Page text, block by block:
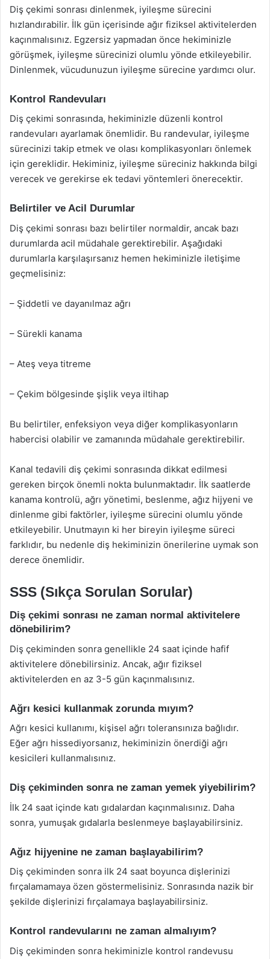
Diş çekimi sonrası dinlenmek, iyileşme sürecini
hızlandırabilir. İlk gün içerisinde ağır fiziksel aktivitelerden
kaçınmalısınız. Egzersiz yapmadan önce hekiminizle
görüşmek, iyileşme sürecinizi olumlu yönde etkileyebilir.
Dinlenmek, vücudunuzun iyileşme sürecine yardımcı olur.
Kontrol Randevuları
Diş çekimi sonrasında, hekiminizle düzenli kontrol
randevuları ayarlamak önemlidir. Bu randevular, iyileşme
sürecinizi takip etmek ve olası komplikasyonları önlemek
için gereklidir. Hekiminiz, iyileşme süreciniz hakkında bilgi
verecek ve gerekirse ek tedavi yöntemleri önerecektir.
Belirtiler ve Acil Durumlar
Diş çekimi sonrası bazı belirtiler normaldir, ancak bazı
durumlarda acil müdahale gerektirebilir. Aşağıdaki
durumlarla karşılaşırsanız hemen hekiminizle iletişime
geçmelisiniz:
– Şiddetli ve dayanılmaz ağrı
– Sürekli kanama
– Ateş veya titreme
– Çekim bölgesinde şişlik veya iltihap
Bu belirtiler, enfeksiyon veya diğer komplikasyonların
habercisi olabilir ve zamanında müdahale gerektirebilir.
Kanal tedavili diş çekimi sonrasında dikkat edilmesi
gereken birçok önemli nokta bulunmaktadır. İlk saatlerde
kanama kontrolü, ağrı yönetimi, beslenme, ağız hijyeni ve
dinlenme gibi faktörler, iyileşme sürecini olumlu yönde
etkileyebilir. Unutmayın ki her bireyin iyileşme süreci
farklıdır, bu nedenle diş hekiminizin önerilerine uymak son
derece önemlidir.
SSS (Sıkça Sorulan Sorular)
Diş çekimi sonrası ne zaman normal aktivitelere
dönebilirim?
Diş çekiminden sonra genellikle 24 saat içinde hafif
aktivitelere dönebilirsiniz. Ancak, ağır fiziksel
aktivitelerden en az 3-5 gün kaçınmalısınız.
Ağrı kesici kullanmak zorunda mıyım?
Ağrı kesici kullanımı, kişisel ağrı toleransınıza bağlıdır.
Eğer ağrı hissediyorsanız, hekiminizin önerdiği ağrı
kesicileri kullanmalısınız.
Diş çekiminden sonra ne zaman yemek yiyebilirim?
İlk 24 saat içinde katı gıdalardan kaçınmalısınız. Daha
sonra, yumuşak gıdalarla beslenmeye başlayabilirsiniz.
Ağız hijyenine ne zaman başlayabilirim?
Diş çekiminden sonra ilk 24 saat boyunca dişlerinizi
fırçalamamaya özen göstermelisiniz. Sonrasında nazik bir
şekilde dişlerinizi fırçalamaya başlayabilirsiniz.
Kontrol randevularını ne zaman almalıyım?
Diş çekiminden sonra hekiminizle kontrol randevusu